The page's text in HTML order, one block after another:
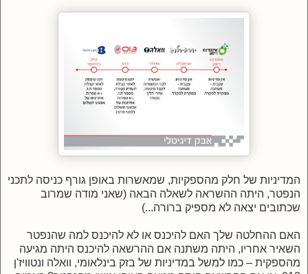
המדיניות של חלק מהספקיות, שמאשרות באופן גורף כניסה לתכני
הנפטר, היתה ההשראה לשאלה הבאה (שאני מודה שמרוב
שכתובים יצאה לא מספיק ברורה...)
האם ההחלטה שלך האם להיכנס או לא להיכנס למה שהנפטר
השאיר אחריו, היתה משתנה אם ההרשאה להיכנס היתה מגיעה
מהספקית – כמו למשל במדיניות של בזק בינלאומי, וואלה ונטוויז'ן